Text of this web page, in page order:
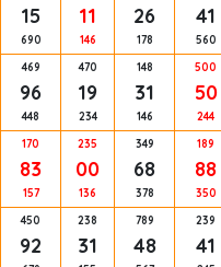
15
690
11
146
26
178
41
560
469
96
448
470
19
234
148
31
146
500
50
244
170
83
157
235
00
136
349
68
378
189
88
350
450
92
238
31
789
48
239
41